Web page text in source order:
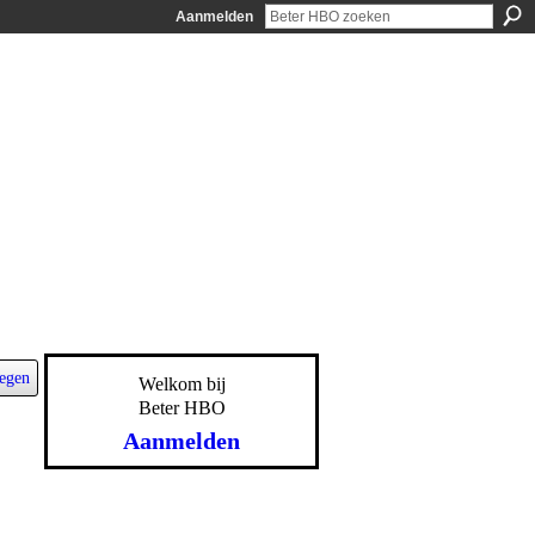
Aanmelden
Welkom bij
Beter HBO
Aanmelden